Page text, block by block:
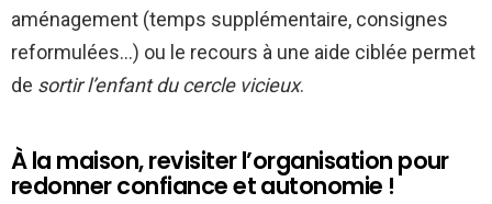
aménagement (temps supplémentaire, consignes
reformulées…) ou le recours à une aide ciblée permet
de sortir l’enfant du cercle vicieux.
À la maison, revisiter l’organisation pour
redonner confiance et autonomie !